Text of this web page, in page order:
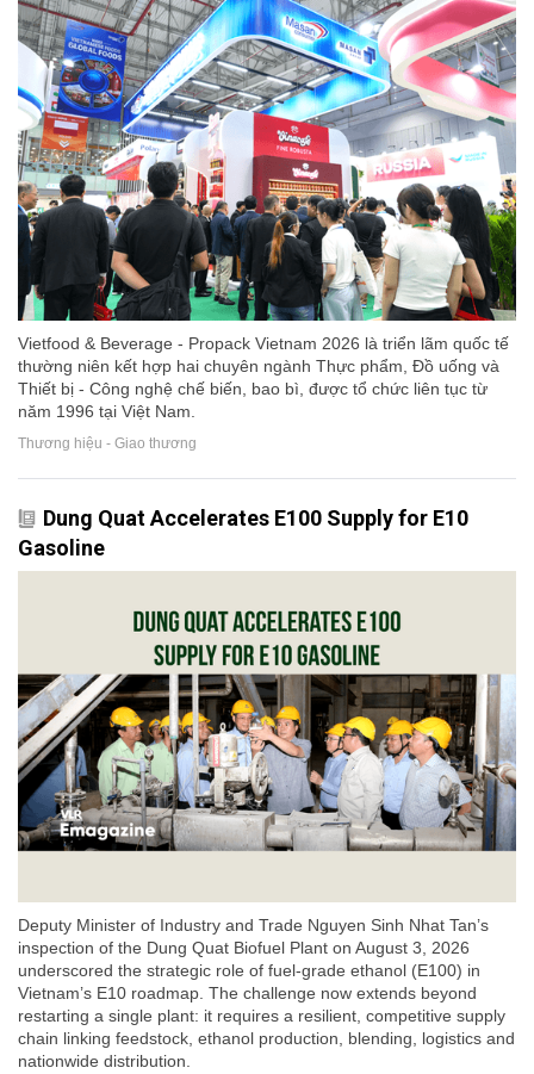
Vietfood & Beverage - Propack Vietnam 2026 là triển lãm quốc tế
thường niên kết hợp hai chuyên ngành Thực phẩm, Đồ uống và
Thiết bị - Công nghệ chế biến, bao bì, được tổ chức liên tục từ
năm 1996 tại Việt Nam.
Thương hiệu - Giao thương
Dung Quat Accelerates E100 Supply for E10
Gasoline
Deputy Minister of Industry and Trade Nguyen Sinh Nhat Tan’s
inspection of the Dung Quat Biofuel Plant on August 3, 2026
underscored the strategic role of fuel-grade ethanol (E100) in
Vietnam’s E10 roadmap. The challenge now extends beyond
restarting a single plant: it requires a resilient, competitive supply
chain linking feedstock, ethanol production, blending, logistics and
nationwide distribution.